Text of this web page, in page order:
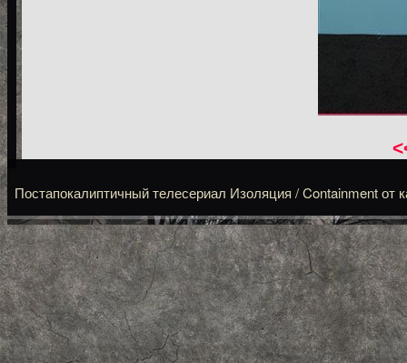
Постапокалиптичный телесериал Изоляция / Containment от